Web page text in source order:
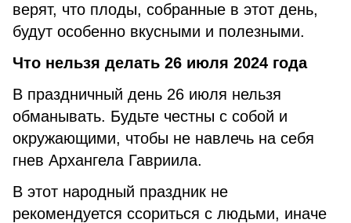
верят, что плоды, собранные в этот день,
будут особенно вкусными и полезными.
Что нельзя делать 26 июля 2024 года
В праздничный день 26 июля нельзя
обманывать. Будьте честны с собой и
окружающими, чтобы не навлечь на себя
гнев Архангела Гавриила.
В этот народный праздник не
рекомендуется ссориться с людьми, иначе